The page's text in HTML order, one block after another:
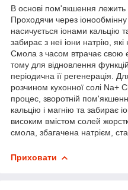
В основі пом'якшення лежить
Проходячи через
насичується іонами кальцію
забирає з неї іони натрію,
Смола з часом втрачає свою
тому для відновлення
періодична її регенерація.
розчином кухонної солі Na+
процес, зворотній
кальцію і магнію та забирає
високим вмістом солей
смола, збагачена натрієм,
Приховати